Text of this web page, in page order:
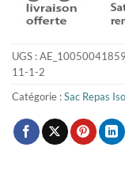
UGS :
11-1-2
Catégorie :Sac Repas